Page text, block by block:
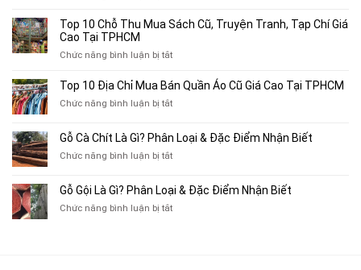
4
Chuyên
Bán
Xe
Cũ,
Xe
Cũ
TP.HCM
Top 10 Chỗ Thu Mua Sách Cũ, Truyện Tranh, Tạp Chí Giá
Cao Tại TPHCM
Chức năng bình luận bị tắtở
10
Thu
Sách
Tạp
Chí
Top 10 Địa Chỉ Mua Bán Quần Áo Cũ Giá Cao Tại TPHCM
Chức năng bình luận bị tắtở
Địa
Chỉ
Bán
Áo
Gỗ Cà Chít Là Gì? Phân Loại & Đặc Điểm Nhận Biết
Chức năng bình luận bị tắtở
Chít
Là
Gỗ Gội Là Gì? Phân Loại & Đặc Điểm Nhận Biết
Chức năng bình luận bị tắtở